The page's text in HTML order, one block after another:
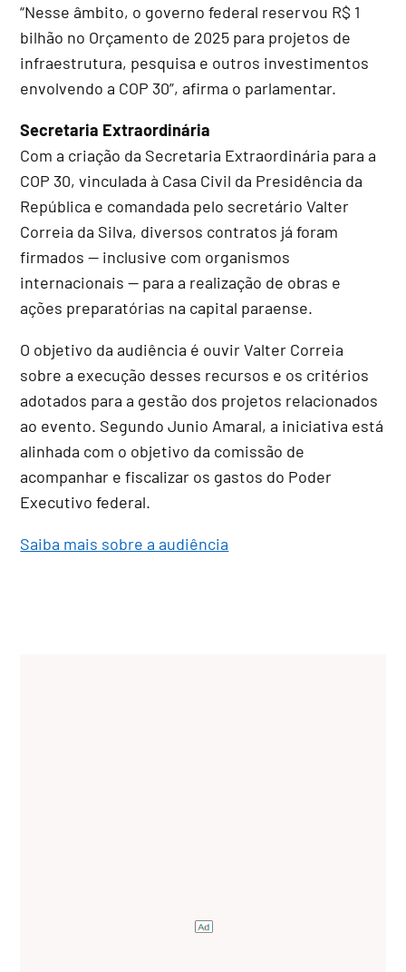
“Nesse âmbito, o governo federal reservou R$ 1
bilhão no Orçamento de 2025 para projetos de
infraestrutura, pesquisa e outros investimentos
envolvendo a COP 30”, afirma o parlamentar.
Secretaria Extraordinária
Com a criação da Secretaria Extraordinária para a
COP 30, vinculada à Casa Civil da Presidência da
República e comandada pelo secretário Valter
Correia da Silva, diversos contratos já foram
firmados — inclusive com organismos
internacionais — para a realização de obras e
ações preparatórias na capital paraense.
O objetivo da audiência é ouvir Valter Correia
sobre a execução desses recursos e os critérios
adotados para a gestão dos projetos relacionados
ao evento. Segundo Junio Amaral, a iniciativa está
alinhada com o objetivo da comissão de
acompanhar e fiscalizar os gastos do Poder
Executivo federal.
Saiba mais sobre a audiência